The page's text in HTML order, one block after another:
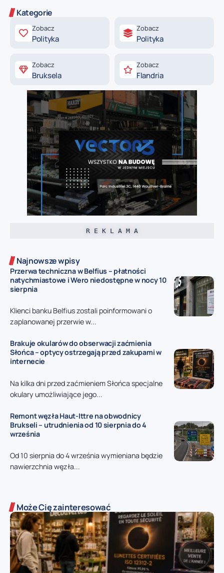
Kategorie
Zobacz
Polityka
Zobacz
Polityka
Zobacz
Bruksela
Zobacz
Flandria
R E K L A M A
Najnowsze wpisy
Przerwa techniczna w Belfius – płatności
natychmiastowe i Wero niedostępne w nocy 10
sierpnia
Klienci banku Belfius zostali poinformowani o
zaplanowanej przerwie w...
Brakuje okularów do obserwacji zaćmienia
Słońca – optycy ostrzegają przed zakupami w
internecie
Na kilka dni przed zaćmieniem Słońca specjalne
okulary umożliwiające jego...
Remont węzła Haut-Ittre na obwodnicy
Brukseli – utrudnienia od 10 sierpnia do 4
września
Od 10 sierpnia do 4 września wymieniana będzie
nawierzchnia węzła...
Może Cię zainteresować